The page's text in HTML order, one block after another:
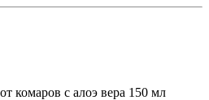
комаров с алоэ вера 150 мл